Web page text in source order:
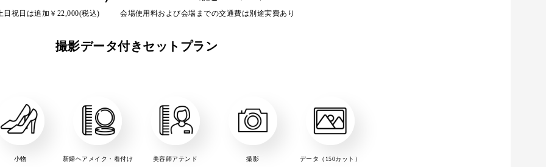
日祝日は追加￥22,000(税込) 会場使用料および会場までの交通費は別途実費あり
撮影データ付きセットプラン
小物 新婦ヘアメイク・着付け 美容師アテンド 撮影 データ（150カット）